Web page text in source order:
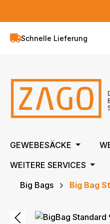
Zur Hauptnavigation
Schnelle Lieferung
GEWEBESÄCKE
WEITERE SERVICES
Big Bags
Big Bag
Bildergalerie